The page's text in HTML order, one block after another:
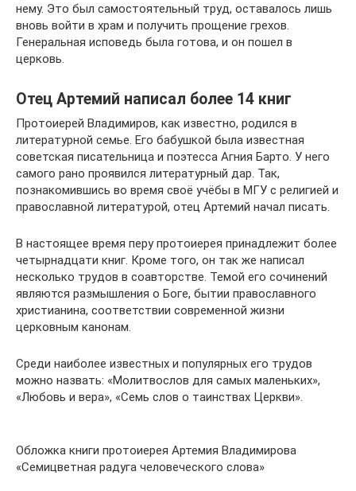
нему. Это был самостоятельный труд, оставалось лишь
вновь войти в храм и получить прощение грехов.
Генеральная исповедь была готова, и он пошел в
церковь.
Отец Артемий написал более 14 книг
Протоиерей Владимиров, как известно, родился в
литературной семье. Его бабушкой была известная
советская писательница и поэтесса Агния Барто. У него
самого рано проявился литературный дар. Так,
познакомившись во время своё учёбы в МГУ с религией и
православной литературой, отец Артемий начал писать.
В настоящее время перу протоиерея принадлежит более
четырнадцати книг. Кроме того, он так же написал
несколько трудов в соавторстве. Темой его сочинений
являются размышления о Боге, бытии православного
христианина, соответствии современной жизни
церковным канонам.
Среди наиболее известных и популярных его трудов
можно назвать: «Молитвослов для самых маленьких»,
«Любовь и вера», «Семь слов о таинствах Церкви».
Обложка книги протоиерея Артемия Владимирова
«Семицветная радуга человеческого слова»